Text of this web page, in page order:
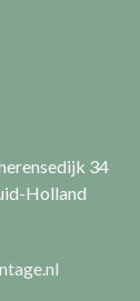
34
Holland